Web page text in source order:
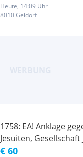
the ISLANDS adjacent.
Religion Majesty
Cathedral Monastery
Heute, 14:09 Uhr
8010 Geidorf
1758: EA! Anklage
Jesuiten, Gesellschaft
Frankreich Den Haag
€ 60